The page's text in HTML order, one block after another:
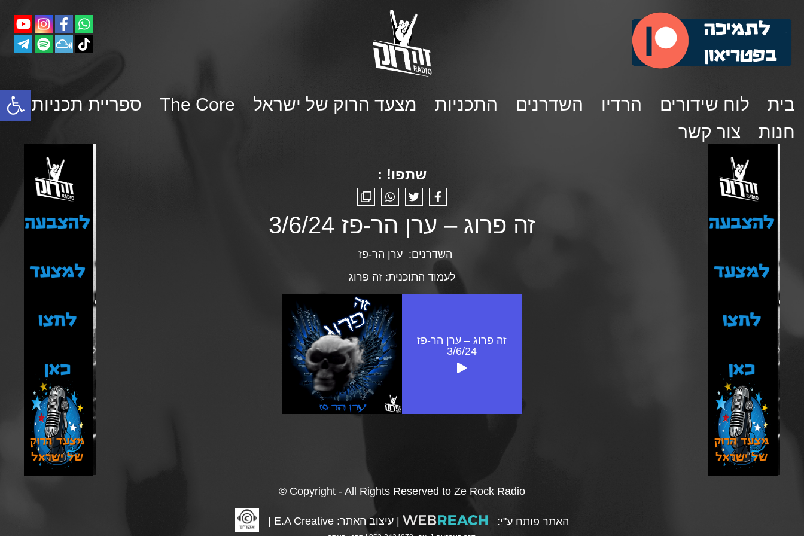
פתח סרגל נגישות בית לוח שידורים הרדיו השדרנים התכניות מצעד הרוק של ישראל The Core
ספריית תכניות
חנות
צור קשר
שתפו! :
זה פרוג – ערן הר-פז 3/6/24
השדרנים: ערן הר-פז
לעמוד התוכנית:זה פרוג
זה פרוג – ערן הר-פז
3/6/24
© Copyright - All Rights Reserved to Ze Rock Radio
האתר פותח ע"י: | עיצוב האתר: E.A Creative
|